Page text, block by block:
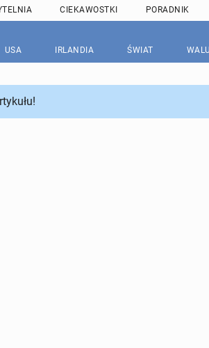
CIEKAWOSTKI PORADNIK
USA IRLANDIA ŚWIAT